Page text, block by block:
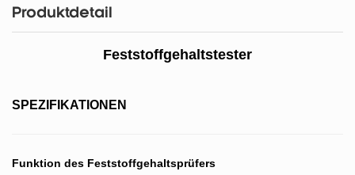
Produktdetail
Feststoffgehaltstester
SPEZIFIKATIONEN
Funktion des Feststoffgehaltsprüfers